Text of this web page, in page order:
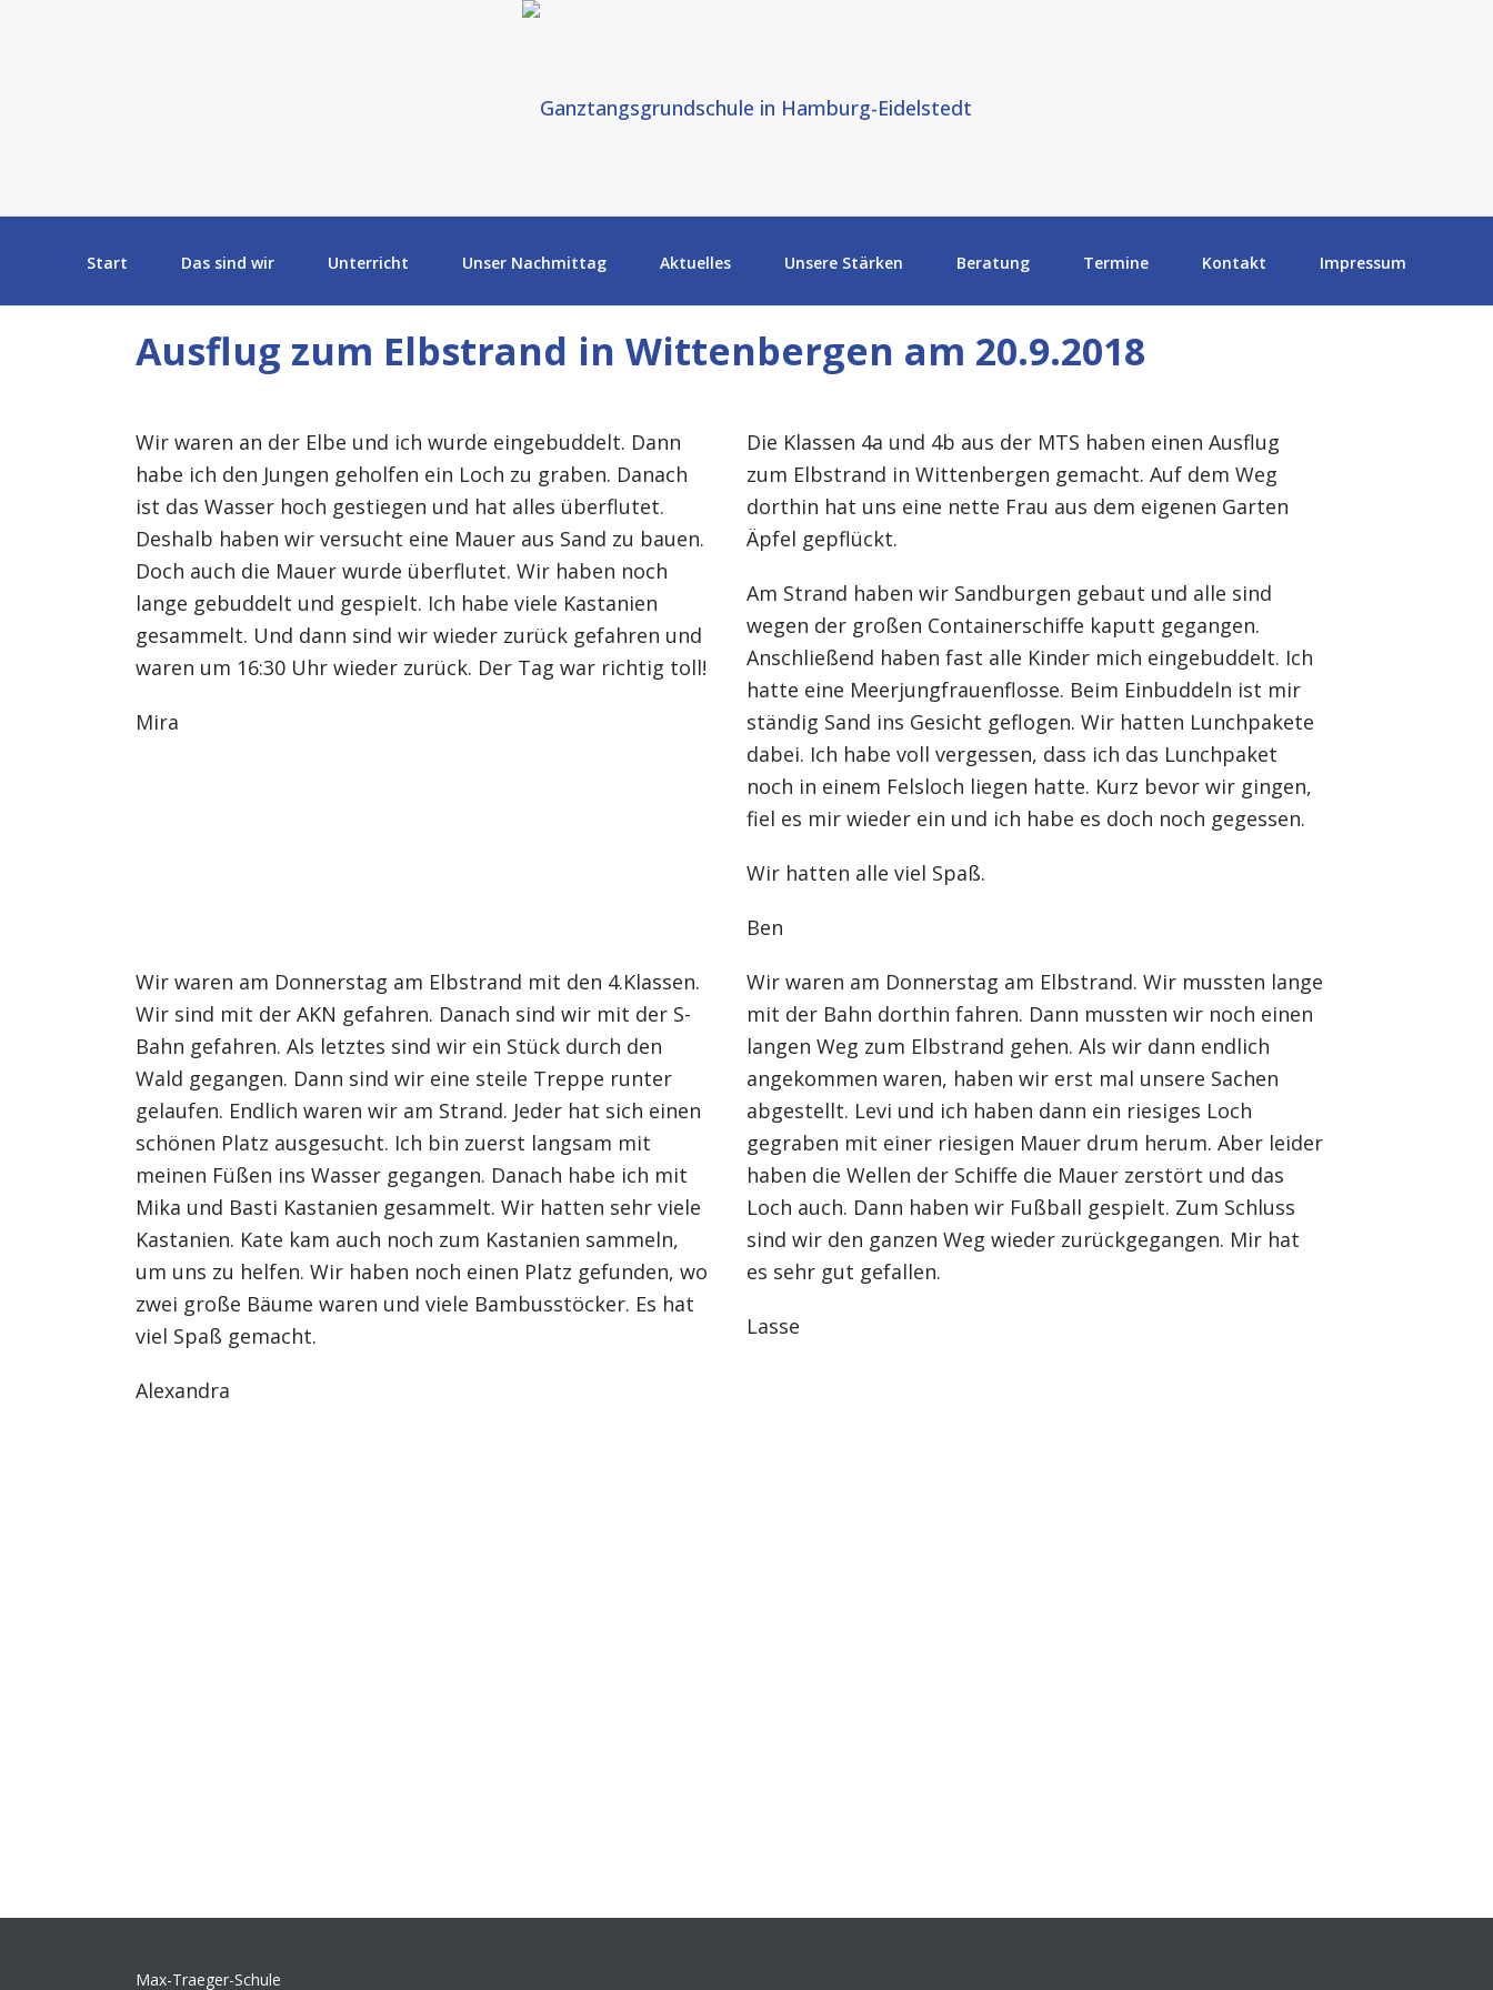
Start Das sind wir Unterricht Unser Nachmittag Aktuelles Unsere Stärken Beratung Termine Kontakt Impressum
Ausflug zum Elbstrand in Wittenbergen am 20.9.2018
Wir waren an der Elbe und ich wurde eingebuddelt. Dann
habe ich den Jungen geholfen ein Loch zu graben. Danach
ist das Wasser hoch gestiegen und hat alles überflutet.
Deshalb haben wir versucht eine Mauer aus Sand zu bauen.
Doch auch die Mauer wurde überflutet. Wir haben noch
lange gebuddelt und gespielt. Ich habe viele Kastanien
gesammelt. Und dann sind wir wieder zurück gefahren und
waren um 16:30 Uhr wieder zurück. Der Tag war richtig toll!
Mira
Die Klassen 4a und 4b aus der MTS haben einen Ausflug
zum Elbstrand in Wittenbergen gemacht. Auf dem Weg
dorthin hat uns eine nette Frau aus dem eigenen Garten
Äpfel gepflückt.
Am Strand haben wir Sandburgen gebaut und alle sind
wegen der großen Containerschiffe kaputt gegangen.
Anschließend haben fast alle Kinder mich eingebuddelt. Ich
hatte eine Meerjungfrauenflosse. Beim Einbuddeln ist mir
ständig Sand ins Gesicht geflogen. Wir hatten Lunchpakete
dabei. Ich habe voll vergessen, dass ich das Lunchpaket
noch in einem Felsloch liegen hatte. Kurz bevor wir gingen,
fiel es mir wieder ein und ich habe es doch noch gegessen.
Wir hatten alle viel Spaß.
Ben
Wir waren am Donnerstag am Elbstrand mit den 4.Klassen.
Wir sind mit der AKN gefahren. Danach sind wir mit der S-
Bahn gefahren. Als letztes sind wir ein Stück durch den
Wald gegangen. Dann sind wir eine steile Treppe runter
gelaufen. Endlich waren wir am Strand. Jeder hat sich einen
schönen Platz ausgesucht. Ich bin zuerst langsam mit
meinen Füßen ins Wasser gegangen. Danach habe ich mit
Mika und Basti Kastanien gesammelt. Wir hatten sehr viele
Kastanien. Kate kam auch noch zum Kastanien sammeln,
um uns zu helfen. Wir haben noch einen Platz gefunden, wo
zwei große Bäume waren und viele Bambusstöcker. Es hat
viel Spaß gemacht.
Alexandra
Wir waren am Donnerstag am Elbstrand. Wir mussten lange
mit der Bahn dorthin fahren. Dann mussten wir noch einen
langen Weg zum Elbstrand gehen. Als wir dann endlich
angekommen waren, haben wir erst mal unsere Sachen
abgestellt. Levi und ich haben dann ein riesiges Loch
gegraben mit einer riesigen Mauer drum herum. Aber leider
haben die Wellen der Schiffe die Mauer zerstört und das
Loch auch. Dann haben wir Fußball gespielt. Zum Schluss
sind wir den ganzen Weg wieder zurückgegangen. Mir hat
es sehr gut gefallen.
Lasse
Max-Traeger-Schule